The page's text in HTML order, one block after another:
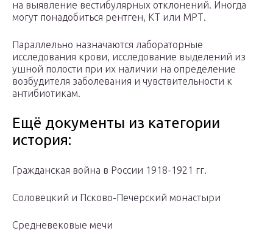
на выявление вестибулярных отклонений. Иногда
могут понадобиться рентген, КТ или МРТ.
Параллельно назначаются лабораторные
исследования крови, исследование выделений из
ушной полости при их наличии на определение
возбудителя заболевания и чувствительности к
антибиотикам.
Ещё документы из категории
история:
Гражданская война в России 1918-1921 гг.
Соловецкий и Псково-Печерский монастыри
Средневековые мечи